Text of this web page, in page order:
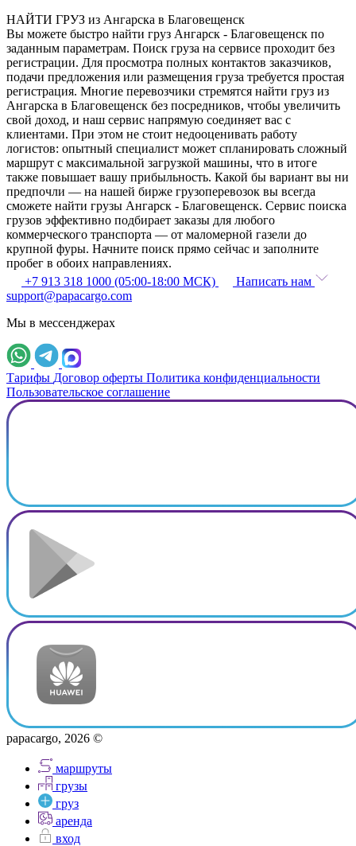
НАЙТИ ГРУЗ из Ангарска в Благовещенск
Вы можете быстро найти груз Ангарск - Благовещенск по
заданным параметрам. Поиск груза на сервисе проходит без
регистрации. Для просмотра полных контактов заказчиков,
подачи предложения или размещения груза требуется простая
регистрация. Многие перевозчики стремятся найти груз из
Ангарска в Благовещенск без посредников, чтобы увеличить
свой доход, и наш сервис напрямую соединяет вас с
клиентами. При этом не стоит недооценивать работу
логистов: опытный специалист может спланировать сложный
маршрут с максимальной загрузкой машины, что в итоге
также повышает вашу прибыльность. Какой бы вариант вы ни
предпочли — на нашей бирже грузоперевозок вы всегда
сможете найти грузы Ангарск - Благовещенск. Сервис поиска
грузов эффективно подбирает заказы для любого
коммерческого транспорта — от маломерной газели до
крупной фуры. Начните поиск прямо сейчас и заполните
пробег в обоих направлениях.
+7 913 318 1000 (05:00-18:00 МСК)
Написать нам
support@papacargo.com
Мы в мессенджерах
Тарифы Договор оферты Политика конфиденциальности
Пользовательское соглашение
papacargo, 2026 ©
маршруты
грузы
груз
аренда
вход